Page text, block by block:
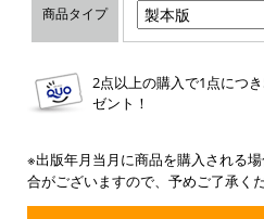
商品タイプ
2点以上の購入で1点につ
ゼント！
※出版年月当月に商品を購入される
合がございますので、予めご了承く